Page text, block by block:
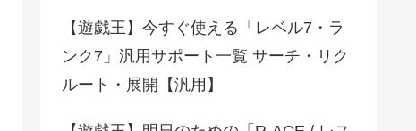
【遊戯王】今すぐ使える「レベル7・ラ
ンク7」汎用サポート一覧 サーチ・リク
ルート・展開【汎用】